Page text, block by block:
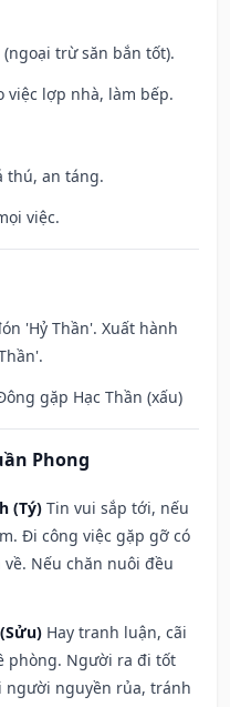
(ngoại trừ săn bắn tốt).
việc lợp nhà, làm bếp.
thú, an táng.
việc.
'Hỷ Thần'. Xuất hành
gặp Hạc Thần (xấu)
Phong
(Tý) Tin vui sắp tới, nếu
Đi công việc gặp gỡ có
Nếu chăn nuôi đều
Hay tranh luận, cãi
phòng. Người ra đi tốt
người nguyền rủa, tránh